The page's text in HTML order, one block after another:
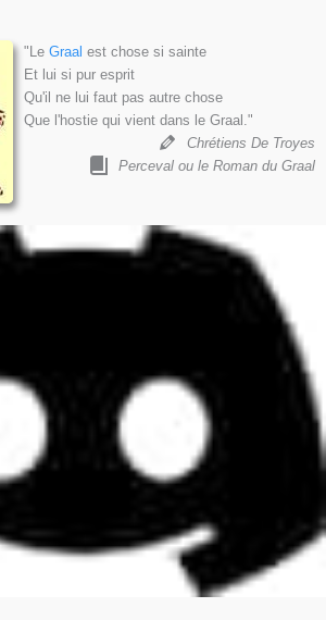
"Le Graal est chose si sainte
Et lui si pur esprit
Qu'il ne lui faut pas autre chose
Que l'hostie qui vient dans le Graal."
Chrétiens De Troyes
Perceval ou le Roman du Graal